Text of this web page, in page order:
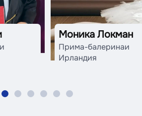
Моника Локман
Прима-балеринаи
Ирландия